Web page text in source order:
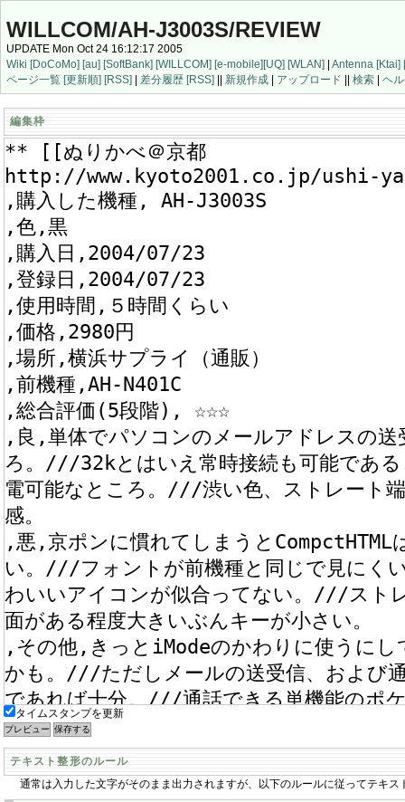
WILLCOM/AH-J3003S/REVIEW
UPDATE Mon Oct 24 16:12:17 2005
Wiki [DoCoMo] [au] [SoftBank] [WILLCOM] [e-mobile][UQ] [WLAN] | Antenna [Ktai]
ページ一覧 [更新順] [RSS] | 差分履歴 [RSS] || 新規作成 | アップロード || 検索 | ヘ
編集枠
タイムスタンプを更新
テキスト整形のルール
通常は入力した文字がそのまま出力されますが、以下のルールに従ってテキス